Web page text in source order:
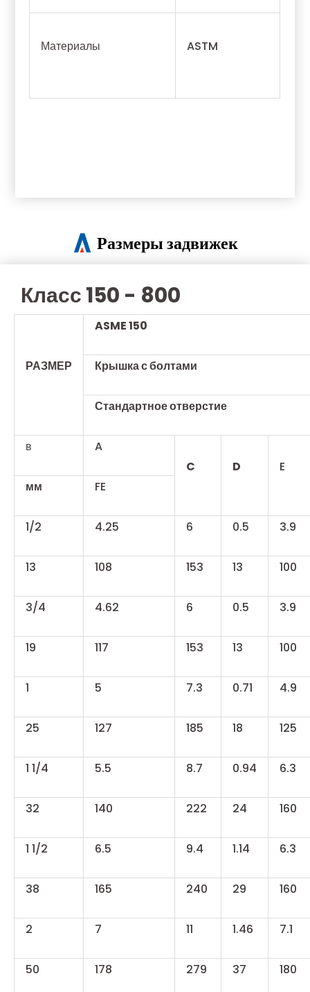
Материалы ASTM
Размеры задвижек
Класс 150 - 800
РАЗМЕР
ASME 150
Крышка с болтами
Стандартное отверстие
в
A
C
D
E
мм
FE
1/2 4.25 6 0.5 3.9
13 108 153 13 100
3/4 4.62 6 0.5 3.9
19 117 153 13 100
1 5 7.3 0.71 4.9
25 127 185 18 125
1 1/4 5.5 8.7 0.94 6.3
32 140 222 24 160
1 1/2 6.5 9.4 1.14 6.3
38 165 240 29 160
2 7 11 1.46 7.1
50 178 279 37 180